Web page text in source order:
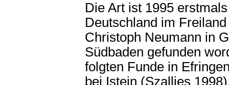
Die Art ist 1995
Deutschland im
Christoph Neumann in
Südbaden gefunden
folgten Funde in
bei Istein (Szallies